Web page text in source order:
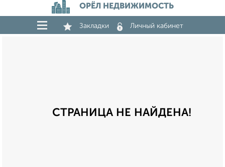
ОРЁЛ НЕДВИЖИМОСТЬ
Закладки Личный кабинет
СТРАНИЦА НЕ НАЙДЕНА!